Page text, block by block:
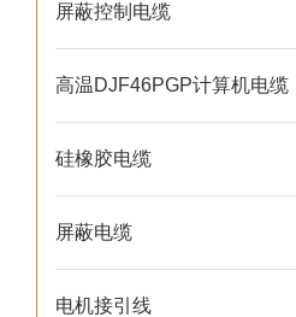
屏蔽控制电缆
高温DJF46PGP计算机电缆
硅橡胶电缆
屏蔽电缆
电机接引线